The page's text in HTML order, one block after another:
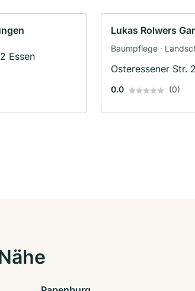
Essen
Lukas Rolwers
Baumpflege ·
Osteressener Str.
0.0 (0)